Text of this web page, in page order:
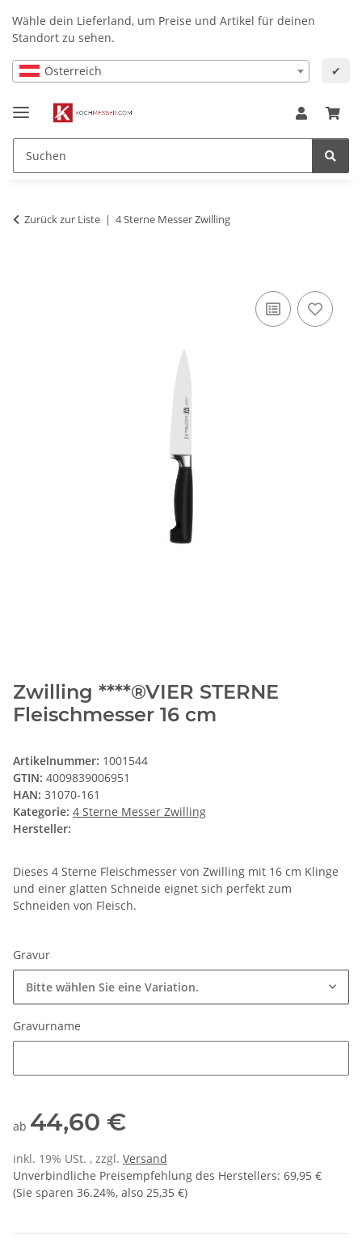
Wähle dein Lieferland, um Preise und Artikel für deinen
Standort zu sehen.
Österreich ✔
Zurück zur Liste 4 Sterne Messer Zwilling
Zwilling ****®VIER STERNE
Fleischmesser 16 cm
Artikelnummer: 1001544
GTIN: 4009839006951
HAN: 31070-161
Kategorie: 4 Sterne Messer Zwilling
Hersteller:
Dieses 4 Sterne Fleischmesser von Zwilling mit 16 cm Klinge
und einer glatten Schneide eignet sich perfekt zum
Schneiden von Fleisch.
Gravur
Bitte wählen Sie eine Variation.
Gravurname
ab 44,60 €
inkl. 19% USt. , zzgl. Versand
Unverbindliche Preisempfehlung des Herstellers: 69,95 €
(Sie sparen 36.24%, also 25,35 €)